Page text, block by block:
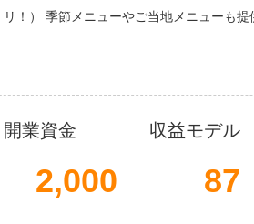
リ！） 季節メニューやご当地メニューも提
開業資金
2,000
収益モデル
87